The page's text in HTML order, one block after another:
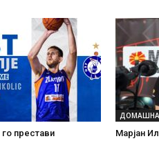
престави
ДОМАШНА
Марјан